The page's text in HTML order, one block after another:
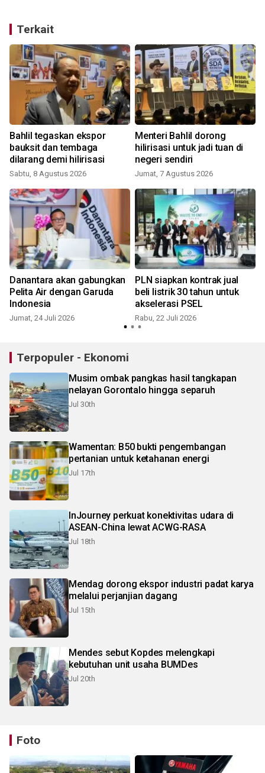
Terkait
Bahlil tegaskan ekspor
bauksit dan tembaga
dilarang demi hilirisasi
Sabtu, 8 Agustus 2026
Menteri Bahlil dorong
hilirisasi untuk jadi tuan di
negeri sendiri
Jumat, 7 Agustus 2026
Danantara akan gabungkan
Pelita Air dengan Garuda
Indonesia
Jumat, 24 Juli 2026
PLN siapkan kontrak jual
beli listrik 30 tahun untuk
akselerasi PSEL
Rabu, 22 Juli 2026
Terpopuler - Ekonomi
Musim ombak pangkas hasil tangkapan
nelayan Gorontalo hingga separuh
Jul 30th
Wamentan: B50 bukti pengembangan
pertanian untuk ketahanan energi
Jul 17th
InJourney perkuat konektivitas udara di
ASEAN-China lewat ACWG-RASA
Jul 18th
Mendag dorong ekspor industri padat karya
melalui perjanjian dagang
Jul 15th
Mendes sebut Kopdes melengkapi
kebutuhan unit usaha BUMDes
Jul 20th
Foto